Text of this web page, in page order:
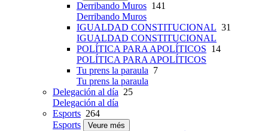
Derribando Muros 141
Derribando Muros
IGUALDAD CONSTITUCIONAL 31
IGUALDAD CONSTITUCIONAL
POLÍTICA PARA APOLÍTICOS 14
POLÍTICA PARA APOLÍTICOS
Tu prens la paraula 7
Tu prens la paraula
Delegación al día 25
Delegación al día
Esports 264
Esports
Veure més